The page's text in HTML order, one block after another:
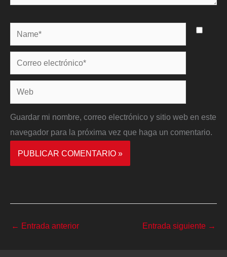
Name*
Correo
electrónico*
Web
Guardar mi nombre, correo electrónico y sitio web en este
navegador para la próxima vez que haga un comentario.
← Entrada anterior Entrada siguiente →